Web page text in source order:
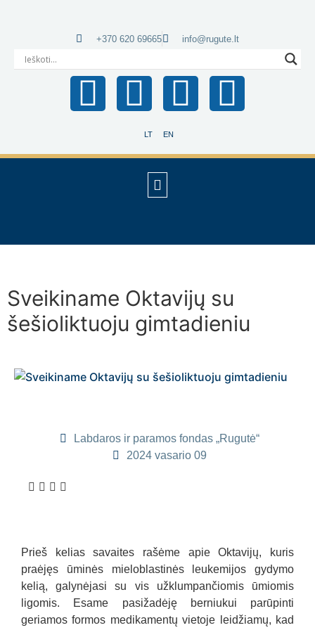
LT EN
+370 620 69665 info@rugute.lt
Sveikiname Oktavijų su
šešioliktuoju gimtadieniu
Labdaros ir paramos fondas „Rugutė“
2024 vasario 09
Prieš kelias savaites rašėme apie Oktavijų, kuris
praėjęs ūminės mieloblastinės leukemijos gydymo
kelią, galynėjasi su vis užklumpančiomis ūmiomis
ligomis. Esame pasižadėję berniukui parūpinti
geriamos formos medikamentų vietoje leidžiamų, kad